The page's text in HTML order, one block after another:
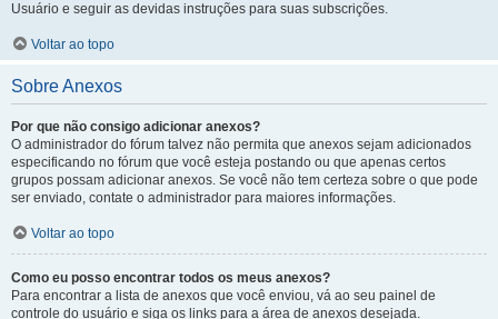
Usuário e seguir as devidas instruções para suas subscrições.
Voltar ao topo
Sobre Anexos
Por que não consigo adicionar anexos?
O administrador do fórum talvez não permita que anexos sejam adicionados
especificando no fórum que você esteja postando ou que apenas certos
grupos possam adicionar anexos. Se você não tem certeza sobre o que pode
ser enviado, contate o administrador para maiores informações.
Voltar ao topo
Como eu posso encontrar todos os meus anexos?
Para encontrar a lista de anexos que você enviou, vá ao seu painel de
controle do usuário e siga os links para a área de anexos desejada.